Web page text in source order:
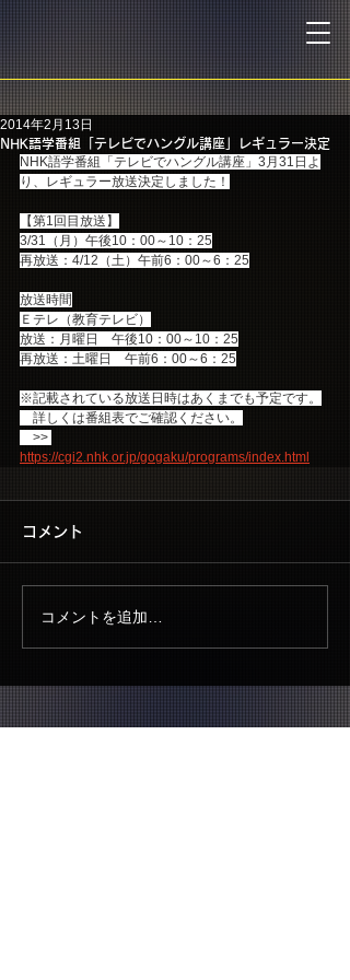
NHK語学番組「テレビでハングル講座」レギュラー決定
2014年2月13日
NHK語学番組「テレビでハングル講座」3月31日よ
り、レギュラー放送決定しました！
【第1回目放送】
3/31（月）午後10：00～10：25
再放送：4/12（土）午前6：00～6：25
放送時間
Ｅテレ（教育テレビ）
放送：月曜日　午後10：00～10：25
再放送：土曜日　午前6：00～6：25
※記載されている放送日時はあくまでも予定です。
詳しくは番組表でご確認ください。
>>
https://cgi2.nhk.or.jp/gogaku/programs/index.html
コメント
コメントを追加…